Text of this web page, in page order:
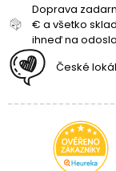
Doprava
€ a všetko
ihneď na
České